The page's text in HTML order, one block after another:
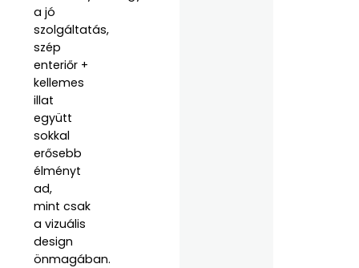
a jó
szolgáltatás,
szép
enteriőr +
kellemes
illat
együtt
sokkal
erősebb
élményt
ad,
mint csak
a vizuális
design
önmagában.